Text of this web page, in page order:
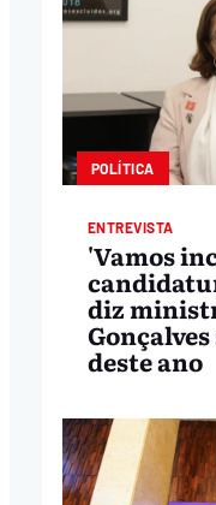
POLÍTICA
ENTREVISTA
'Vamos
diz
deste ano